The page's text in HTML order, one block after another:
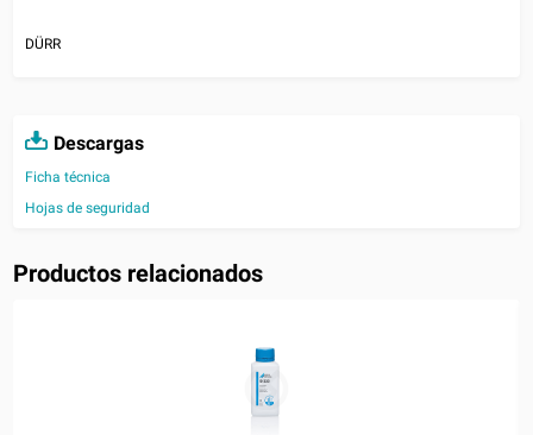
DÜRR
Descargas
Ficha técnica
Hojas de seguridad
Productos relacionados